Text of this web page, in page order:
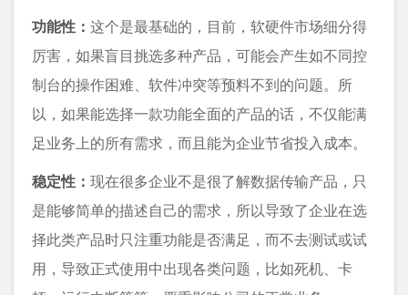
功能性： 这个是最基础的，目前，软硬件市场细分得
厉害，如果盲目挑选多种产品，可能会产生如不同控
制台的操作困难、软件冲突等预料不到的问题。所
以，如果能选择一款功能全面的产品的话，不仅能满
足业务上的所有需求，而且能为企业节省投入成本。
稳定性： 现在很多企业不是很了解数据传输产品，只
是能够简单的描述自己的需求，所以导致了企业在选
择此类产品时只注重功能是否满足，而不去测试或试
用，导致正式使用中出现各类问题，比如死机、卡